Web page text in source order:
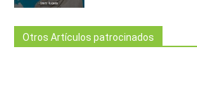
Otros Artículos patrocinados